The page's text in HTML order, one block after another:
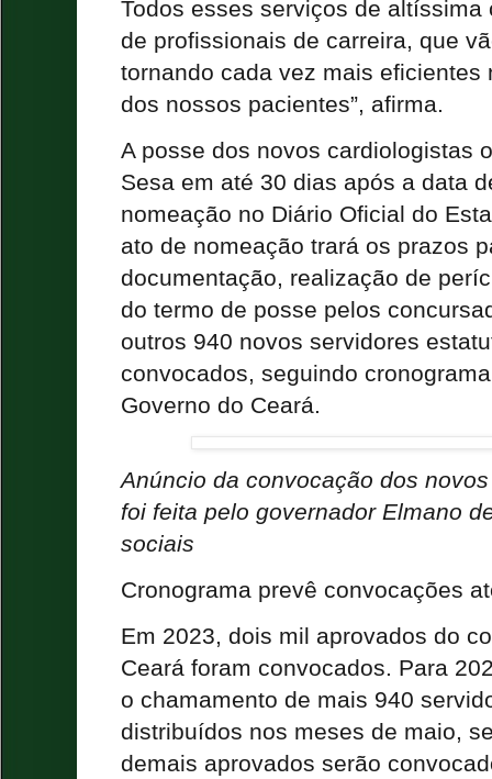
Todos esses serviços de
de profissionais de carreira, que
tornando cada vez mais eficientes
dos nossos pacientes”, afirma.
A posse dos novos cardiologistas
Sesa em até 30 dias após a data
nomeação no Diário Oficial do
ato de nomeação trará os prazos
documentação, realização de
do termo de posse pelos
outros 940 novos servidores
convocados, seguindo
Governo do Ceará.
Anúncio da convocação dos
foi feita pelo governador Elmano
sociais
Cronograma prevê convocações
Em 2023, dois mil aprovados do
Ceará foram convocados. Para
o chamamento de mais 940
distribuídos nos meses de maio,
demais aprovados serão